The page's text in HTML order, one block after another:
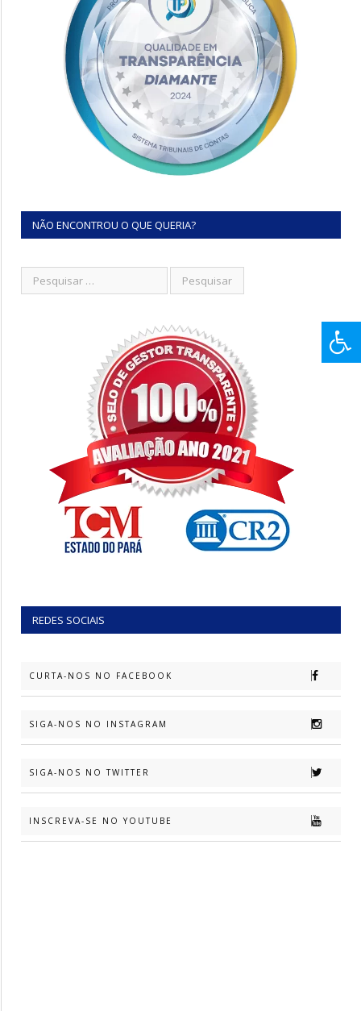
NÃO ENCONTROU O QUE QUERIA?
REDES SOCIAIS
CURTA-NOS NO FACEBOOK
SIGA-NOS NO INSTAGRAM
SIGA-NOS NO TWITTER
INSCREVA-SE NO YOUTUBE